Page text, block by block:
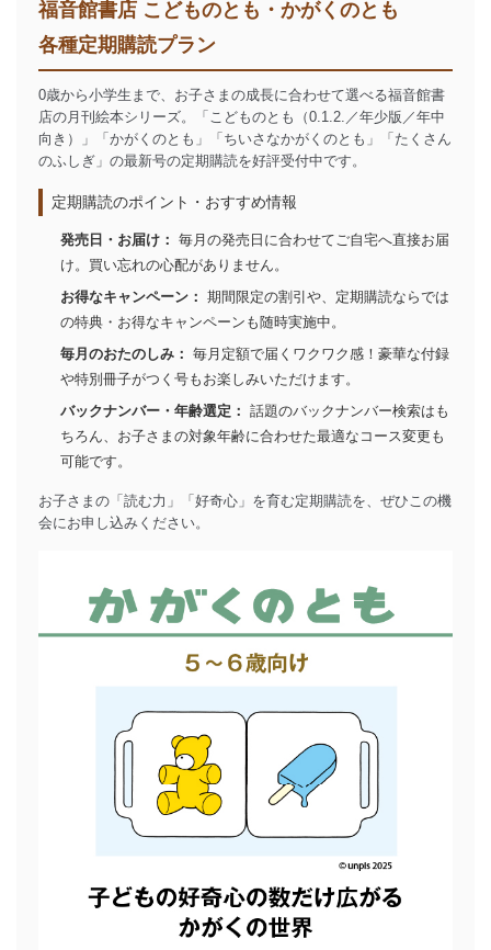
福音館書店 こどものとも・かがくのとも
各種定期購読プラン
0歳から小学生まで、お子さまの成長に合わせて選べる福音館書
店の月刊絵本シリーズ。「こどものとも（0.1.2.／年少版／年中
向き）」「かがくのとも」「ちいさなかがくのとも」「たくさん
のふしぎ」の最新号の定期購読を好評受付中です。
定期購読のポイント・おすすめ情報
発売日・お届け： 毎月の発売日に合わせてご自宅へ直接お届
け。買い忘れの心配がありません。
お得なキャンペーン： 期間限定の割引や、定期購読ならでは
の特典・お得なキャンペーンも随時実施中。
毎月のおたのしみ： 毎月定額で届くワクワク感！豪華な付録
や特別冊子がつく号もお楽しみいただけます。
バックナンバー・年齢選定： 話題のバックナンバー検索はも
ちろん、お子さまの対象年齢に合わせた最適なコース変更も
可能です。
お子さまの「読む力」「好奇心」を育む定期購読を、ぜひこの機
会にお申し込みください。